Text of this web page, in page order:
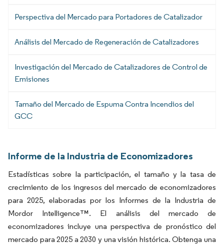
Perspectiva del Mercado para Portadores de Catalizador
Análisis del Mercado de Regeneración de Catalizadores
Investigación del Mercado de Catalizadores de Control de
Emisiones
Tamaño del Mercado de Espuma Contra Incendios del
GCC
Informe de la Industria de Economizadores
Estadísticas sobre la participación, el tamaño y la tasa de
crecimiento de los ingresos del mercado de economizadores
para 2025, elaboradas por los Informes de la Industria de
Mordor Intelligence™. El análisis del mercado de
economizadores incluye una perspectiva de pronóstico del
mercado para 2025 a 2030 y una visión histórica. Obtenga una